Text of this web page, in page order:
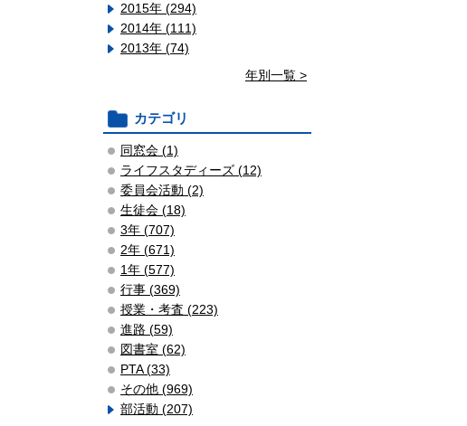
2015年 (294)
2014年 (111)
2013年 (74)
年別一覧 >
カテゴリ
同窓会 (1)
ライフスタディーズ (12)
委員会活動 (2)
生徒会 (18)
3年 (707)
2年 (671)
1年 (577)
行事 (369)
授業・考査 (223)
進路 (59)
図書室 (62)
PTA (33)
その他 (969)
部活動 (207)